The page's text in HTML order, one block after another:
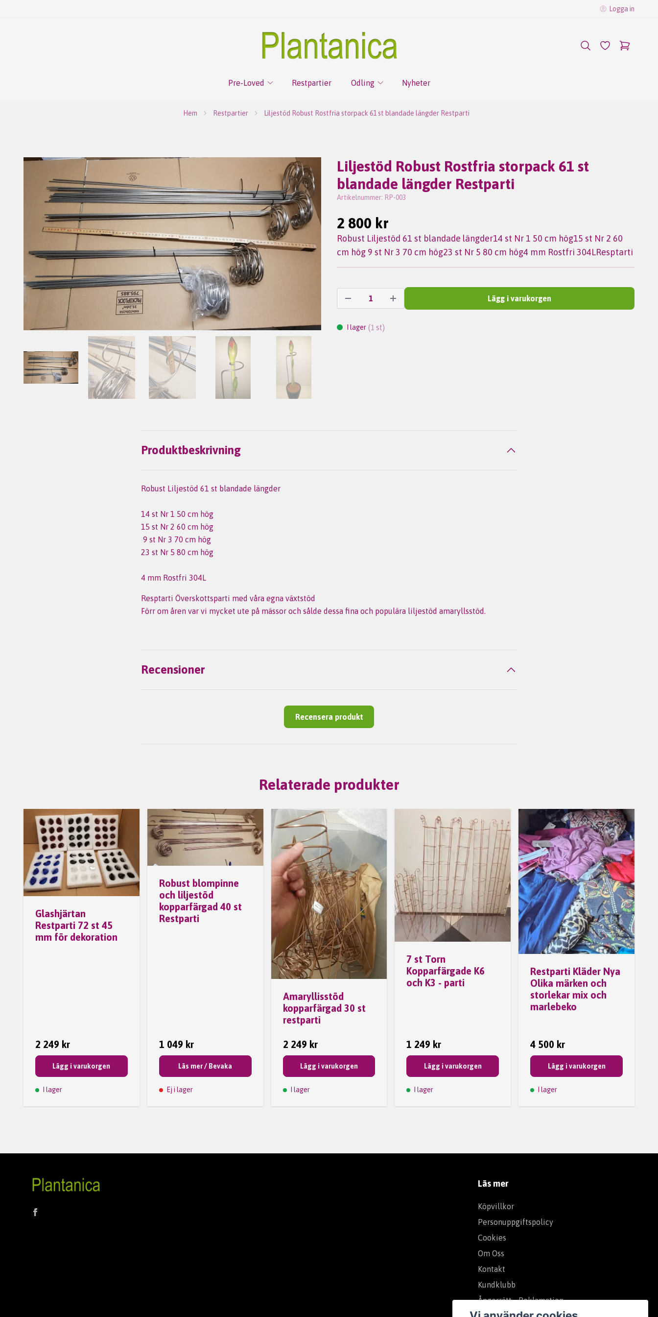
Logga in
Pre-Loved Restpartier Odling Nyheter
Hem Restpartier Liljestöd Robust Rostfria storpack 61 st blandade längder Restparti
Liljestöd Robust Rostfria storpack 61 st
blandade längder Restparti
Artikelnummer: RP-003
2 800 kr
Robust Liljestöd 61 st blandade längder14 st Nr 1 50 cm hög15 st Nr 2 60
cm hög 9 st Nr 3 70 cm hög23 st Nr 5 80 cm hög4 mm Rostfri 304LResptarti
Lägg i varukorgen
I lager (1 st)
Produktbeskrivning
Robust Liljestöd 61 st blandade längder
14 st Nr 1 50 cm hög
15 st Nr 2 60 cm hög
9 st Nr 3 70 cm hög
23 st Nr 5 80 cm hög
4 mm Rostfri 304L
Resptarti Överskottsparti med våra egna växtstöd
Förr om åren var vi mycket ute på mässor och sålde dessa fina och populära liljestöd amaryllsstöd.
Recensioner
Recensera produkt
Relaterade produkter
Glashjärtan
Restparti 72 st 45
mm för dekoration
2 249 kr
Lägg i varukorgen
I lager
Robust blompinne
och liljestöd
kopparfärgad 40 st
Restparti
1 049 kr
Läs mer / Bevaka
Ej i lager
Amaryllisstöd
kopparfärgad 30 st
restparti
2 249 kr
Lägg i varukorgen
I lager
7 st Torn
Kopparfärgade K6
och K3 - parti
1 249 kr
Lägg i varukorgen
I lager
Restparti Kläder Nya
Olika märken och
storlekar mix och
marlebeko
4 500 kr
Lägg i varukorgen
I lager
Läs mer
Köpvillkor
Personuppgiftspolicy
Cookies
Om Oss
Kontakt
Kundklubb
Ångerrätt - Reklamation